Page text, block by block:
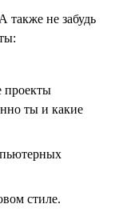
также не забудь
проекты
ты и какие
стиле.